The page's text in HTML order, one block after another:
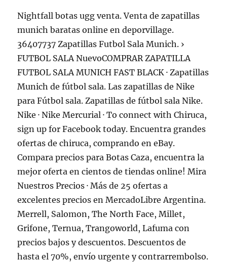
Nightfall botas ugg venta. Venta de zapatillas
munich baratas online en deporvillage.
36407737 Zapatillas Futbol Sala Munich. ›
FUTBOL SALA NuevoCOMPRAR ZAPATILLA
FUTBOL SALA MUNICH FAST BLACK · Zapatillas
Munich de fútbol sala. Las zapatillas de Nike
para Fútbol sala. Zapatillas de fútbol sala Nike.
Nike · Nike Mercurial · To connect with Chiruca,
sign up for Facebook today. Encuentra grandes
ofertas de chiruca, comprando en eBay.
Compara precios para Botas Caza, encuentra la
mejor oferta en cientos de tiendas online! Mira
Nuestros Precios · Más de 25 ofertas a
excelentes precios en MercadoLibre Argentina.
Merrell, Salomon, The North Face, Millet,
Grifone, Ternua, Trangoworld, Lafuma con
precios bajos y descuentos. Descuentos de
hasta el 70%, envío urgente y contrarrembolso.